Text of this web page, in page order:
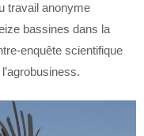
travail anonyme
bassines dans la
enquête scientifique